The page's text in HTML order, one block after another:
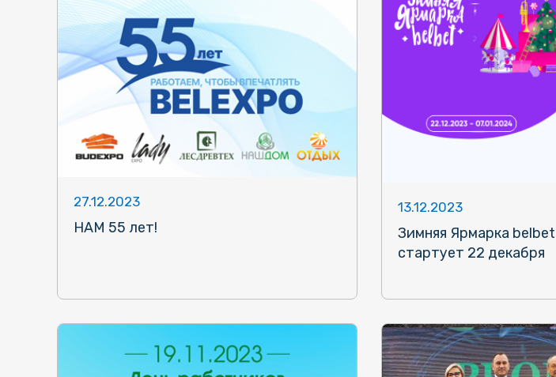
27.12.2023
НАМ 55 лет!
13.12.2023
Зимняя Ярмарка
стартует 22 декабря